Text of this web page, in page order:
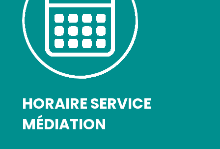
HORAIRE SERVICE
MÉDIATION